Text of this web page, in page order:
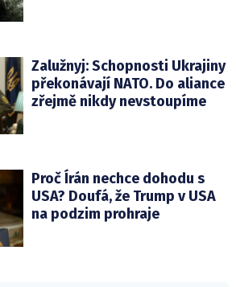
Zalužnyj: Schopnosti Ukrajiny
překonávají NATO. Do aliance
zřejmě nikdy nevstoupíme
Proč Írán nechce dohodu s
USA? Doufá, že Trump v USA
na podzim prohraje